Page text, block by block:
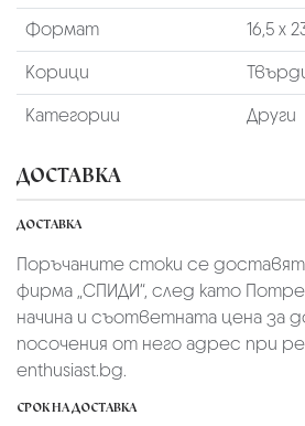
Формат
16,5 х
Корици
Категории
Други
ДОСТАВКА
ДОСТАВКА
Поръчаните стоки се доставят
фирмa „СПИДИ“, след като
начина и съответната цена за
посочения от него адрес при
enthusiast.bg.
СРОК НА ДОСТАВКА